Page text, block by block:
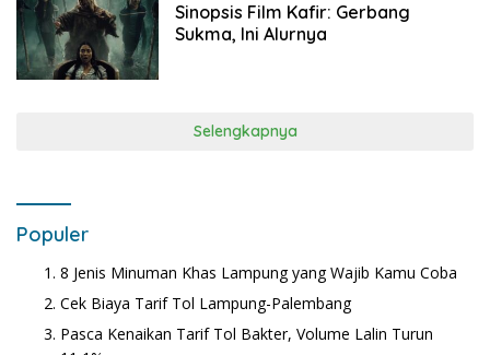
Sinopsis Film Kafir: Gerbang
Sukma, Ini Alurnya
Selengkapnya
Populer
8 Jenis Minuman Khas Lampung yang Wajib Kamu Coba
Cek Biaya Tarif Tol Lampung-Palembang
Pasca Kenaikan Tarif Tol Bakter, Volume Lalin Turun